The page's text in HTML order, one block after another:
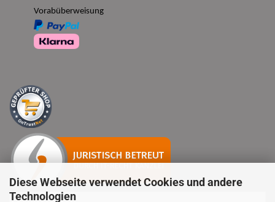
Diese Webseite verwendet Cookies und andere
Technologien
Vorabüberweisung